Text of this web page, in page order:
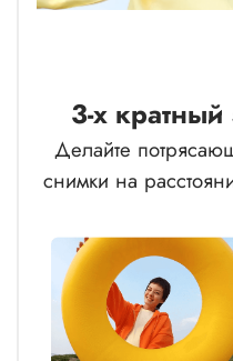
3-х
Делайте
снимки на